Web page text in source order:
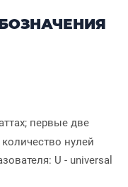
первые две
нулей
U - universal